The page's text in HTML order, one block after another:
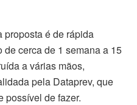
é de rápida
cerca de 1 semana a 15
a várias mãos,
pela Dataprev, que
possível de fazer.